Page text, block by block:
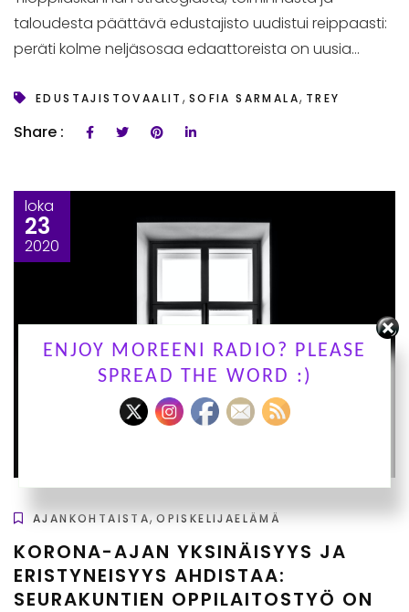
taloudesta päättävä edustajisto uudistui reippaasti:
peräti kolme neljäsosaa edaattoreista on uusia...
EDUSTAJISTOVAALIT , SOFIA SARMALA, TREY
Share :
loka
23
2020
AJANKOHTAISTA,OPISKELIJAELÄMÄ
KORONA-AJAN YKSINÄISYYS JA
ERISTYNEISYYS AHDISTAA:
SEURAKUNTIEN OPPILAITOSTYÖ ON
ENJOY MOREENI RADIO? PLEASE
SPREAD THE WORD :)